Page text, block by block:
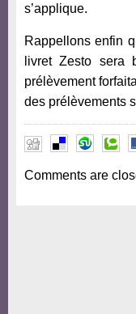
s’applique.
Rappellons enfin
livret Zesto sera
prélèvement
des prélèvements
Comments are